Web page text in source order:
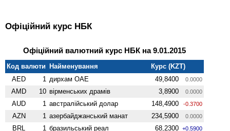
Офіційний курс НБК
Офіційний валютний курс НБК на 9.01.2015
Код валюти Найменування
Курс (KZT)
AED
1 дирхам ОАЕ 49,8400 0.0000
AMD 10 вiрменських драмів 3,8900 0.0000
AUD 1 австралійський долар 148,4900 -0.3700
AZN 1 азербайджанський манат 234,5900 0.0000
BRL 1 бразильський реал 68,2300 +0.5900